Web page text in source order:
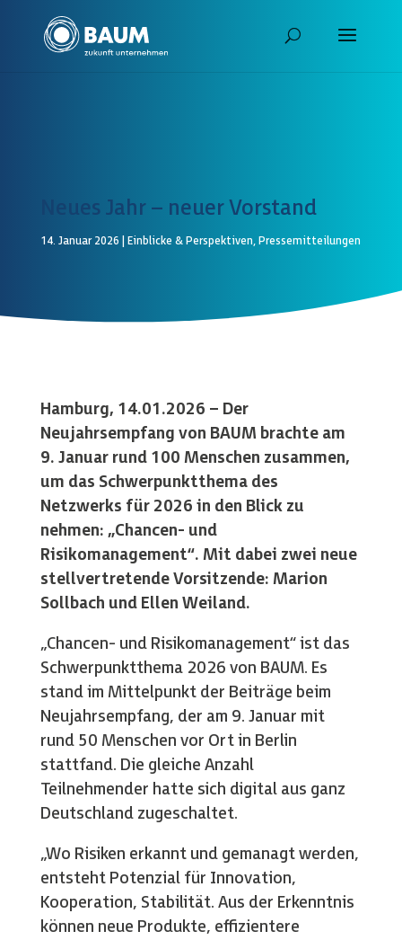
Neues Jahr – neuer Vorstand
14. Januar 2026 Einblicke & Perspektiven, Pressemitteilungen
Hamburg, 14.01.2026 – Der
Neujahrsempfang von BAUM brachte am
9. Januar rund 100 Menschen zusammen,
um das Schwerpunktthema des
Netzwerks für 2026 in den Blick zu
nehmen: „Chancen- und
Risikomanagement“. Mit dabei zwei neue
stellvertretende Vorsitzende: Marion
Sollbach und Ellen Weiland.
„Chancen- und Risikomanagement“ ist das
Schwerpunktthema 2026 von BAUM. Es
stand im Mittelpunkt der Beiträge beim
Neujahrsempfang, der am 9. Januar mit
rund 50 Menschen vor Ort in Berlin
stattfand. Die gleiche Anzahl
Teilnehmender hatte sich digital aus ganz
Deutschland zugeschaltet.
„Wo Risiken erkannt und gemanagt werden,
entsteht Potenzial für Innovation,
Kooperation, Stabilität. Aus der Erkenntnis
können neue Produkte, effizientere